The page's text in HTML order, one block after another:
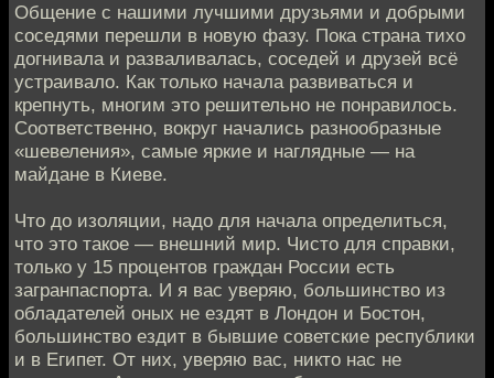
Общение с нашими лучшими друзьями и добрыми
соседями перешли в новую фазу. Пока страна тихо
догнивала и разваливалась, соседей и друзей всё
устраивало. Как только начала развиваться и
крепнуть, многим это решительно не понравилось.
Соответственно, вокруг начались разнообразные
«шевеления», самые яркие и наглядные — на
майдане в Киеве.
Что до изоляции, надо для начала определиться,
что это такое — внешний мир. Чисто для справки,
только у 15 процентов граждан России есть
загранпаспорта. И я вас уверяю, большинство из
обладателей оных не ездят в Лондон и Бостон,
большинство ездит в бывшие советские республики
и в Египет. От них, уверяю вас, никто нас не